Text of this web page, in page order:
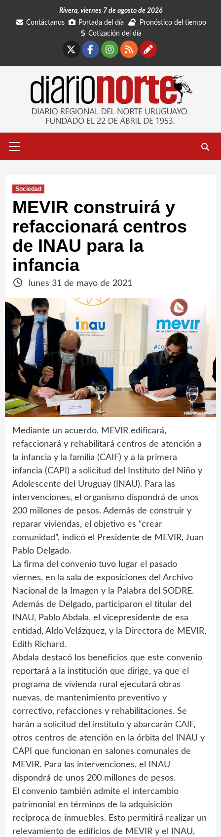
Rivera, viernes 7 de agosto de 2026
Contáctanos
Portada del día
Pronóstico del tiempo
Cotización del día
Facebook
Instagram
RSSContáctanos
primario
Sociedad
MEVIR construirá y
refaccionará centros
de INAU para la
infancia
lunes 31 de mayo de 2021
Mediante un acuerdo, MEVIR edificará,
refaccionará y rehabilitará centros de atención a
la infancia y la familia (CAIF) y a la primera
infancia (CAPI) a solicitud del Instituto del Niño y
Adolescente del Uruguay (INAU). Para las
intervenciones, el organismo dispondrá de unos
200 millones de pesos. Además de construir y
reparar viviendas, el objetivo es “crear
comunidad”, indicó el Presidente de MEVIR, Juan
Pablo Delgado.
La firma del convenio tuvo lugar el pasado
viernes, en la sala de exposiciones del Archivo
Nacional de la Imagen y la Palabra del SODRE.
Además de Delgado, participaron el titular del
INAU, Pablo Abdala, el vicepresidente de esa
entidad, Aldo Velázquez, y la Directora de MEVIR,
Edith Richard.
Abdala destacó los beneficios que este convenio
reportará a la institución que dirige, ya que el
programa de vivienda rural ejecutará obras
nuevas, de mantenimiento preventivo y
correctivo, refacciones y rehabilitaciones. Se
harán a solicitud del instituto y abarcarán CAIF,
otros centros de atención en la órbita del INAU y
CAPI que funcionan en salones comunales de
MEVIR. Para las intervenciones, el INAU
dispondrá de unos 200 millones de pesos.
El convenio también admite el intercambio
patrimonial en términos de la adquisición
recíproca de inmuebles. Esto permitirá realizar un
relevamiento de edificios de MEVIR y el INAU,